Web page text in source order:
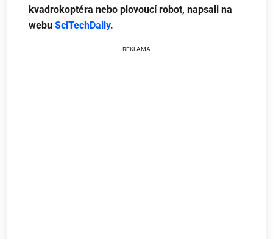
kvadrokoptéra nebo plovoucí robot, napsali na
webuSciTechDaily.